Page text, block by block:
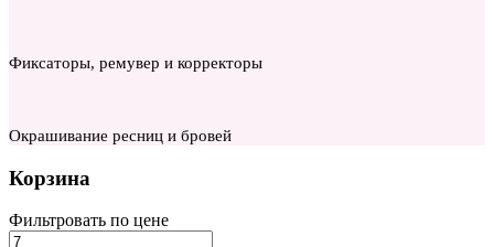
Фиксаторы, ремувер и корректоры
Окрашивание ресниц и бровей
Корзина
Фильтровать по цене